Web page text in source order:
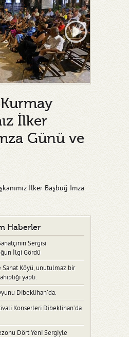
İlker
Günü ve
İlker Başbuğ İmza
Haberler
Sergisi
İlgi Gördü
Köyü, unutulmaz bir
yaptı.
Dibeklihan’da.
Konserleri Dibeklihan’da
Dört Yeni Sergiyle